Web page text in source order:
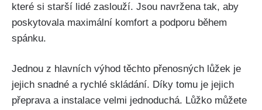
které si starší lidé zaslouží. Jsou navržena tak, aby
poskytovala maximální komfort a podporu během
spánku.
Jednou z hlavních výhod těchto přenosných lůžek je
jejich snadné a rychlé skládání. Díky tomu je jejich
přeprava a instalace velmi jednoduchá. Lůžko můžete